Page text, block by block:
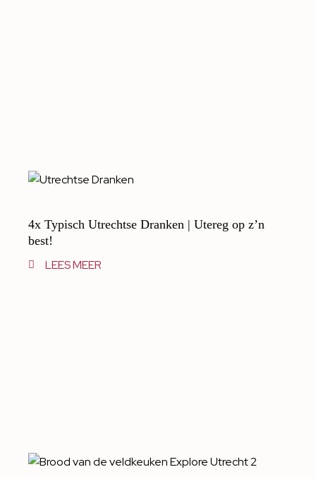
4x Typisch Utrechtse Dranken | Utereg op z’n
best!
LEES MEER